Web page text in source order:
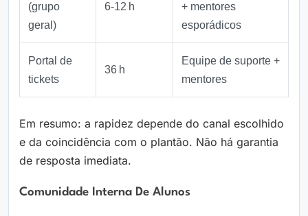
(grupo
geral)
6‑12 h
+ mentores
esporádicos
Portal de
tickets
36 h
Equipe de suporte +
mentores
Em resumo: a rapidez depende do canal escolhido
e da coincidência com o plantão. Não há garantia
de resposta imediata.
Comunidade Interna De Alunos